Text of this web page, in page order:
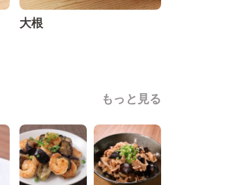
大根
もっと見る